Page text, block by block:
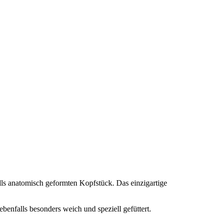
anatomisch geformten Kopfstück. Das einzigartige
besonders weich und speziell gefüttert.